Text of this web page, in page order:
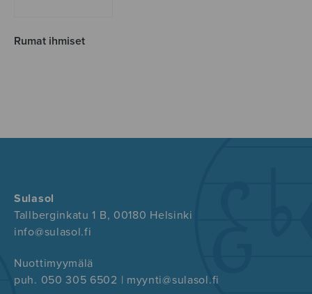
Rumat ihmiset
Sulasol
Tallberginkatu 1 B, 00180 Helsinki
info@sulasol.fi
Nuottimyymälä
puh. 050 305 6502 | myynti@sulasol.fi